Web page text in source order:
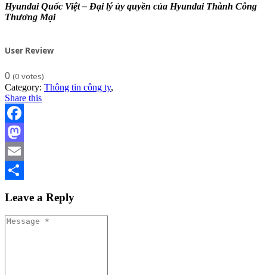
Hyundai Quốc Việt – Đại lý ủy quyền của Hyundai Thành Công
Thương Mại
User Review
0 (0 votes)
Category: Thông tin công ty,
Share this
Facebook
Mastodon
Email
Leave a Reply